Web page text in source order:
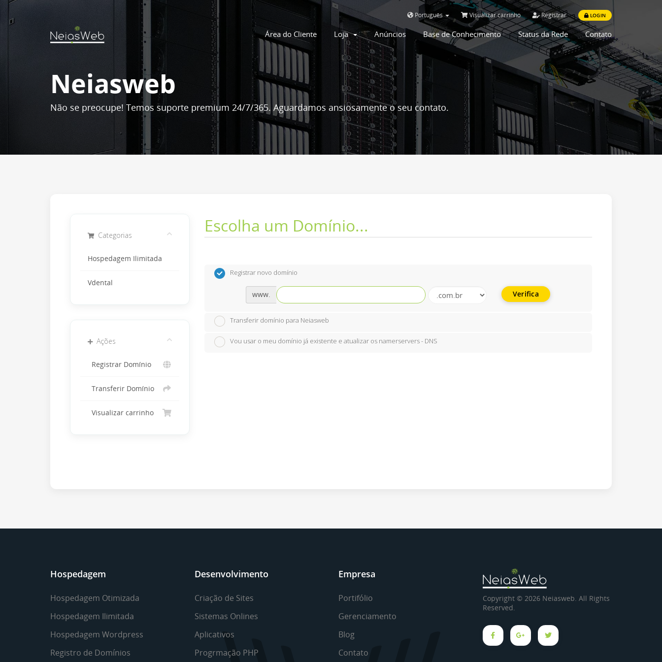
Português Visualizar carrinho Registrar LOGIN
Área do Cliente Loja Anúncios Base de Conhecimento Status da Rede Contato
Neiasweb
Não se preocupe! Temos suporte premium 24/7/365. Aguardamos ansiosamente o seu contato.
Escolha um Domínio...
Categorias
Hospedagem Ilimitada
Vdental
Ações
Registrar Domínio
Transferir Domínio
Visualizar carrinho
Registrar novo domínio
www. Verifica
Transferir domínio para Neiasweb
Vou usar o meu domínio já existente e atualizar os namerservers - DNS
Hospedagem
Hospedagem Otimizada
Hospedagem Ilimitada
Hospedagem Wordpress
Registro de Domínios
Desenvolvimento
Criação de Sites
Sistemas Onlines
Aplicativos
Progrmação PHP
Empresa
Portifólio
Gerenciamento
Blog
Contato
Copyright © 2026 Neiasweb. All Rights
Reserved.